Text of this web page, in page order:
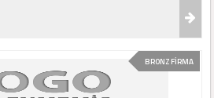
BRONZ FİRMA